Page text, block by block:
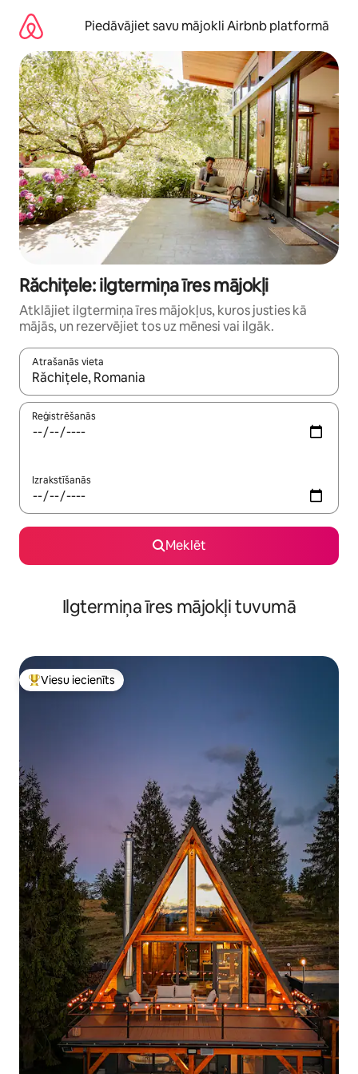
saturu
Piedāvājiet savu mājokli Airbnb platformā
Răchițele: ilgtermiņa īres mājokļi
Atklājiet ilgtermiņa īres mājokļus, kuros justies kā
mājās, un rezervējiet tos uz mēnesi vai ilgāk.
Atrašanās vieta
Kad rezultāti kļūs pieejami, izmantojiet bultiņu uz augšu un
Reģistrēšanās
Izrakstīšanās
Meklēt
Ilgtermiņa īres mājokļi tuvumā
Populārs viesu iecienīts mājoklis
Viesu iecienīts